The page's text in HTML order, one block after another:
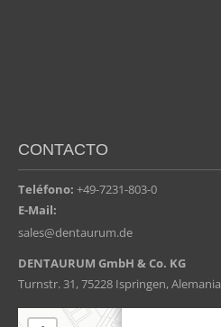
CONTACTO
Teléfono: +49-7231-803-0
E-Mail:
sales@dentaurum.de
DENTAURUM GmbH & Co. KG
Turnstr. 31, 75228 Ispringen, Alemania